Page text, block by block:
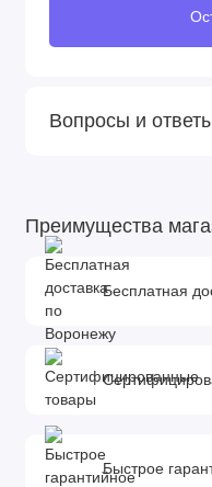
Вопросы и
Преимущества
Бесплатная
Быстрое